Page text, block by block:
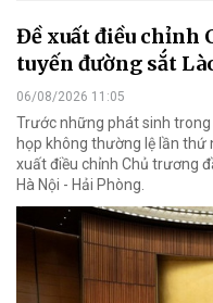
Đề xuất điều chỉnh
tuyến đường sắt
06/08/2026 11:05
Trước những phát sinh
họp không thường lệ lần thứ
xuất điều chỉnh Chủ trương
Hà Nội - Hải Phòng.